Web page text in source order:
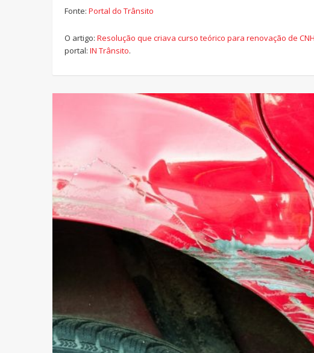
Fonte:Portal do Trânsito
O artigo:Resolução que criava curso teórico para renovação de
portal:IN Trânsito.